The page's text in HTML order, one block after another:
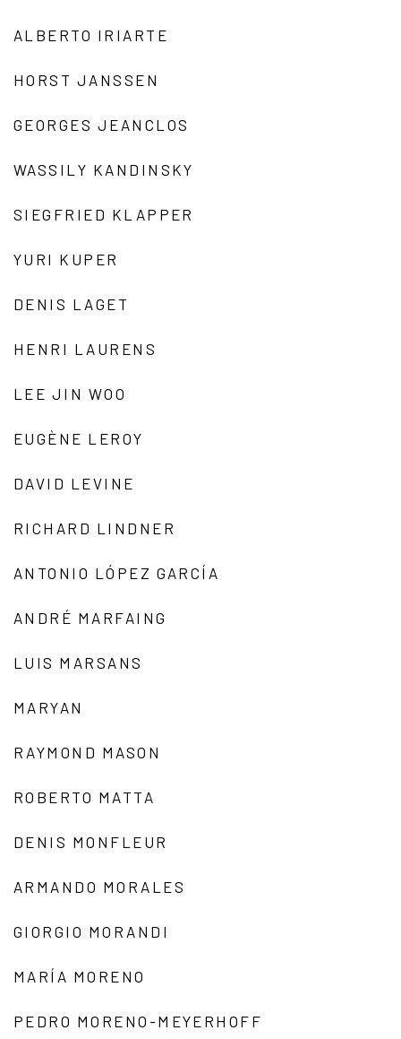
ALBERTO IRIARTE
HORST JANSSEN
GEORGES JEANCLOS
WASSILY KANDINSKY
SIEGFRIED KLAPPER
YURI KUPER
DENIS LAGET
HENRI LAURENS
LEE JIN WOO
EUGÈNE LEROY
DAVID LEVINE
RICHARD LINDNER
ANTONIO LÓPEZ GARCÍA
ANDRÉ MARFAING
LUIS MARSANS
MARYAN
RAYMOND MASON
ROBERTO MATTA
DENIS MONFLEUR
ARMANDO MORALES
GIORGIO MORANDI
MARÍA MORENO
PEDRO MORENO-MEYERHOFF